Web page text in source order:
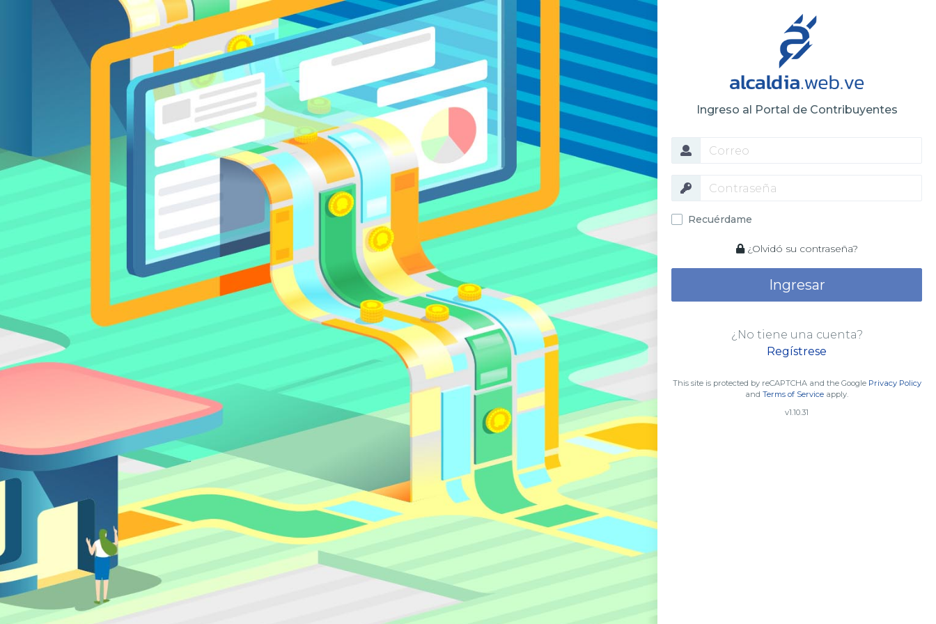
Ingreso al Portal de Contribuyentes
Recuérdame
¿Olvidó su contraseña?
Ingresar
¿No tiene una cuenta?
Regístrese
This site is protected by reCAPTCHA and the Google Privacy Policy
and Terms of Service apply.
v1.10.31